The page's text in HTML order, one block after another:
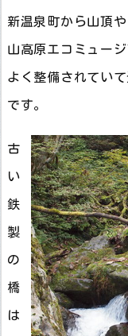
新温泉町から山頂
山高原エコミュー
よく整備されてい
です。
古
い
鉄
製
の
橋
は